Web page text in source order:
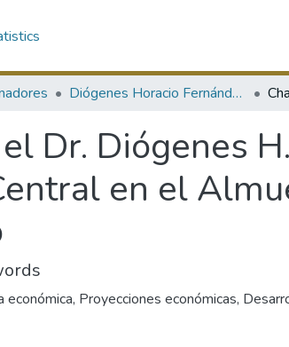
Diógenes Horacio Fernández | 1963-1976
Dr. Diógenes
en el
económica, Proyecciones económicas,